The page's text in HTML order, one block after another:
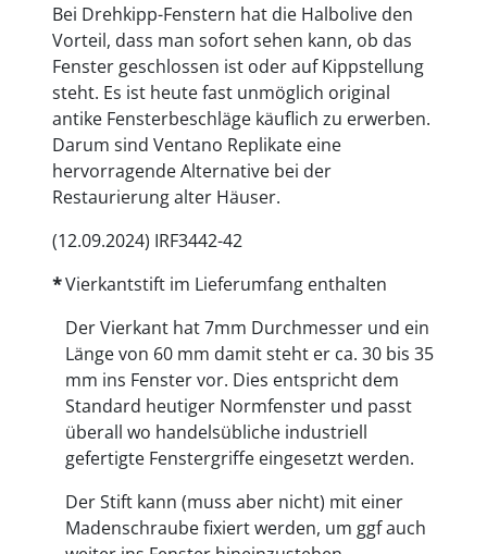
Bei Drehkipp-Fenstern hat die Halbolive den
Vorteil, dass man sofort sehen kann, ob das
Fenster geschlossen ist oder auf Kippstellung
steht. Es ist heute fast unmöglich original
antike Fensterbeschläge käuflich zu erwerben.
Darum sind Ventano Replikate eine
hervorragende Alternative bei der
Restaurierung alter Häuser.
(12.09.2024) IRF3442-42
Vierkantstift im Lieferumfang enthalten
Der Vierkant hat 7mm Durchmesser und ein
Länge von 60 mm damit steht er ca. 30 bis 35
mm ins Fenster vor. Dies entspricht dem
Standard heutiger Normfenster und passt
überall wo handelsübliche industriell
gefertigte Fenstergriffe eingesetzt werden.
Der Stift kann (muss aber nicht) mit einer
Madenschraube fixiert werden, um ggf auch